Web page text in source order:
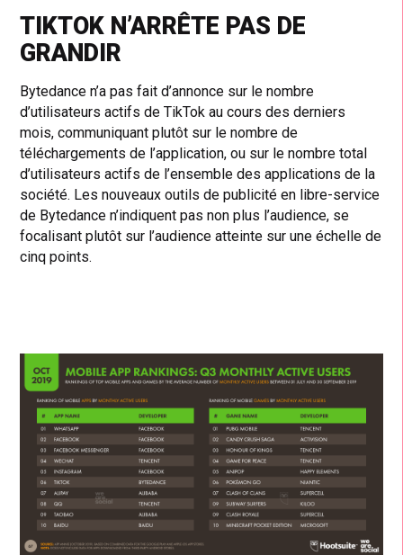
TIKTOK N’ARRÊTE PAS DE
GRANDIR
Bytedance n’a pas fait d’annonce sur le nombre
d’utilisateurs actifs de TikTok au cours des derniers
mois, communiquant plutôt sur le nombre de
téléchargements de l’application, ou sur le nombre total
d’utilisateurs actifs de l’ensemble des applications de la
société. Les nouveaux outils de publicité en libre-service
de Bytedance n’indiquent pas non plus l’audience, se
focalisant plutôt sur l’audience atteinte sur une échelle de
cinq points.